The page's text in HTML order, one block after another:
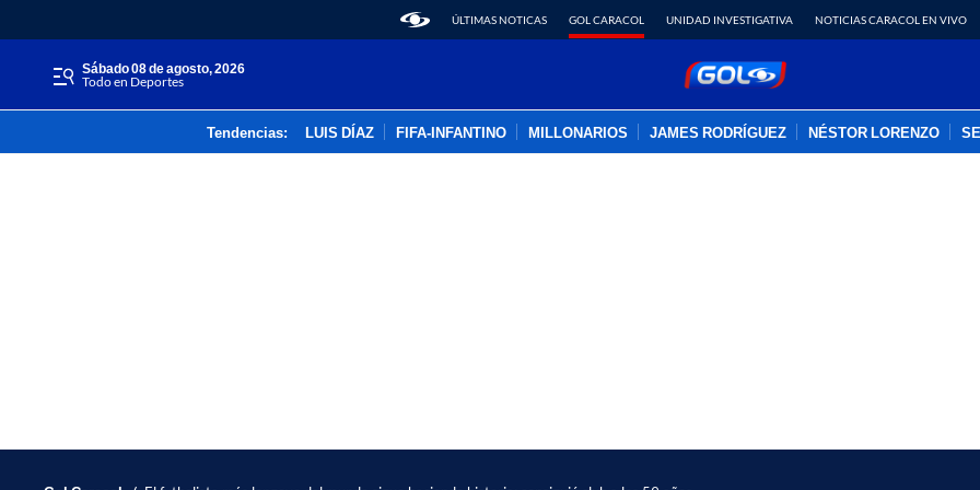
ÚLTIMAS NOTICAS GOL CARACOL UNIDAD INVESTIGATIVA NOTICIAS CARACOL EN VIVO
sábado 08 de agosto, 2026
Todo en Deportes
Tendencias: LUIS DÍAZ FIFA-INFANTINO MILLONARIOS JAMES RODRÍGUEZ NÉSTOR LORENZO